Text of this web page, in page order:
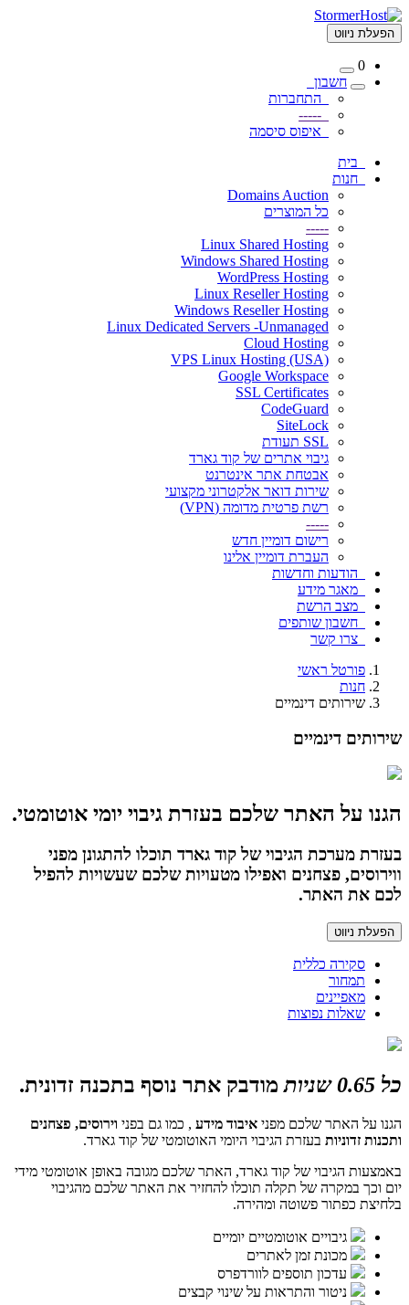
הפעלת ניווט
0
חשבון
התחברות
-----
איפוס סיסמה
בית
חנות
Domains Auction
כל המוצרים
-----
Linux Shared Hosting
Windows Shared Hosting
WordPress Hosting
Linux Reseller Hosting
Windows Reseller Hosting
Linux Dedicated Servers -Unmanaged
Cloud Hosting
VPS Linux Hosting (USA)
Google Workspace
SSL Certificates
CodeGuard
SiteLock
SSL תעודת
גיבוי אתרים של קוד גארד
אבטחת אתר אינטרנט
שירות דואר אלקטרוני מקצועי
רשת פרטית מדומה (VPN)
-----
רישום דומיין חדש
העברת דומיין אלינו
הודעות וחדשות
מאגר מידע
מצב הרשת
חשבון שותפים
צרו קשר
פורטל ראשי
חנות
שירותים דינמיים
שירותים דינמיים
הגנו על האתר שלכם בעזרת גיבוי יומי אוטומטי.
בעזרת מערכת הגיבוי של קוד גארד תוכלו להתגונן מפני
ווירוסים, פצחנים ואפילו מטעויות שלכם שעשויות להפיל
לכם את האתר.
הפעלת ניווט
סקירה כללית
תמחור
מאפיינים
שאלות נפוצות
כל 0.65 שניות מודבק אתר נוסף בתכנה זדונית.
הגנו על האתר שלכם מפני איבוד מידע , כמו גם בפני וירוסים, פצחנים
ותכנות זדוניות בעזרת הגיבוי היומי האוטומטי של קוד גארד.
באמצעות הגיבוי של קוד גארד, האתר שלכם מגובה באופן אוטומטי מידי
יום וכך במקרה של תקלה תוכלו להחזיר את האתר שלכם מהגיבוי
בלחיצת כפתור פשוטה ומהירה.
גיבויים אוטומטיים יומיים
מכונת זמן לאתרים
עדכון תוספים לוורדפרס
ניטור והתראות על שינוי קבצים